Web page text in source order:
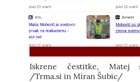
Iskrene čestitke, Matej s
/Trma.si in Miran Šubic/